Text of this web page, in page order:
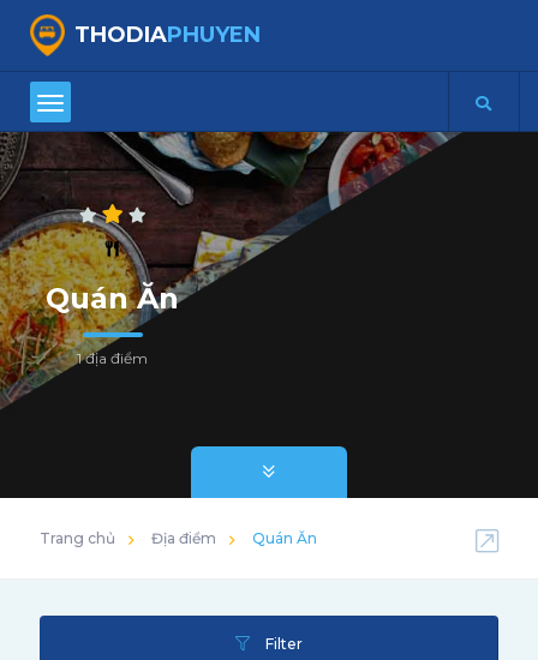
THODIAPHUYEN
Quán Ăn
1 địa điểm
Trang chủ Địa điểm Quán Ăn
Filter